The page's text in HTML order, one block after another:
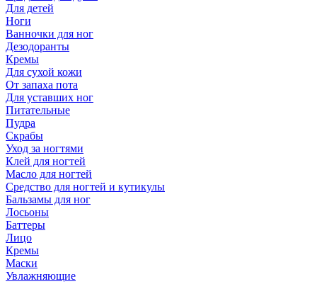
Для детей
Ноги
Ванночки для ног
Дезодоранты
Кремы
Для сухой кожи
От запаха пота
Для уставших ног
Питательные
Пудра
Скрабы
Уход за ногтями
Клей для ногтей
Масло для ногтей
Средство для ногтей и кутикулы
Бальзамы для ног
Лосьоны
Баттеры
Лицо
Кремы
Маски
Увлажняющие